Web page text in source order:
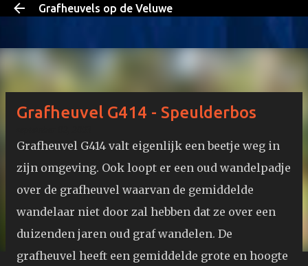
Doorgaan naar hoofdcontent
Grafheuvels op de Veluwe
Grafheuvel G414 - Speulderbos
Grafheuvel G414 valt eigenlijk een beetje weg in
zijn omgeving. Ook loopt er een oud wandelpadje
over de grafheuvel waarvan de gemiddelde
wandelaar niet door zal hebben dat ze over een
duizenden jaren oud graf wandelen. De
grafheuvel heeft een gemiddelde grote en hoogte